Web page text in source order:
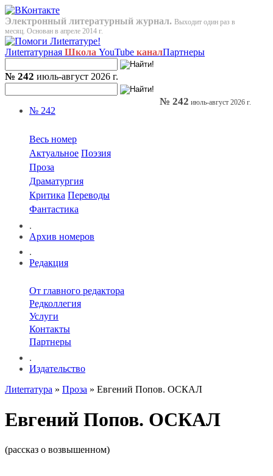
Электронный литературный журнал. Выходит один раз в
месяц. Основан в апреле 2014 г.
Лиterraтурная Школа YouTube каналПартнеры
№ 242 июль-август 2026 г.
№ 242
Весь номер
Актуальное Поэзия
Проза
Драматургия
Критика Переводы
Фантастика
.
Архив номеров
.
Редакция
От главного редактора
Редколлегия
Услуги
Контакты
Партнеры
.
Издательство
№ 242 июль-август 2026 г.
Лиterraтура » Проза » Евгений Попов. ОСКАЛ
Евгений Попов. ОСКАЛ
(рассказ о возвышенном)